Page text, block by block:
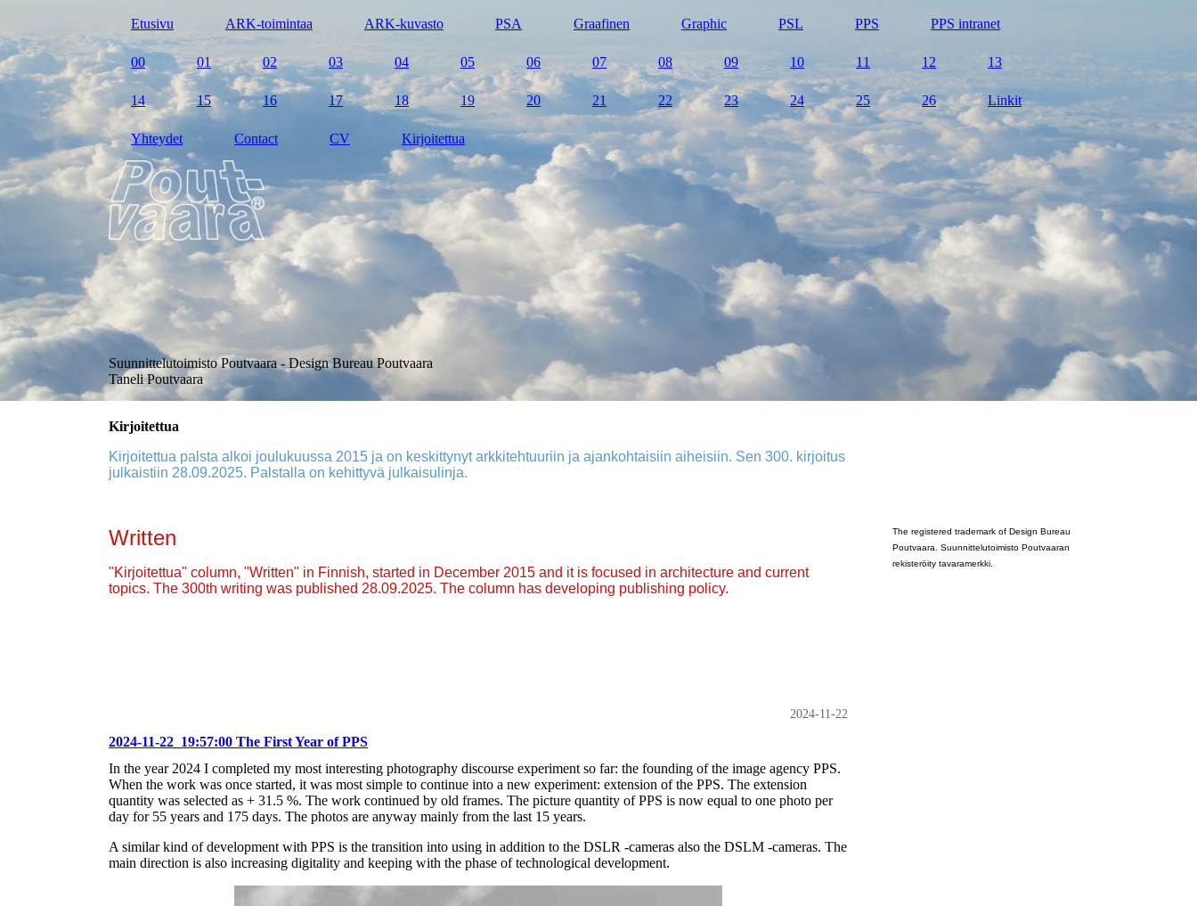
Etusivu ARK-toimintaa ARK-kuvasto PSA Graafinen Graphic PSL PPS PPS intranet
00 01 02 03 04 05 06 07 08 09 10 11 12 13
14 15 16 17 18 19 20 21 22 23 24 25 26 Linkit
Yhteydet Contact CV Kirjoitettua
Suunnittelutoimisto Poutvaara - Design Bureau Poutvaara
Taneli Poutvaara
Kirjoitettua
Kirjoitettua palsta alkoi joulukuussa 2015 ja on keskittynyt arkkitehtuuriin ja ajankohtaisiin aiheisiin. Sen 300. kirjoitus
julkaistiin 28.09.2025. Palstalla on kehittyvä julkaisulinja.
Written
"Kirjoitettua" column, "Written" in Finnish, started in December 2015 and it is focused in architecture and current
topics. The 300th writing was published 28.09.2025. The column has developing publishing policy.
2024-11-22
2024-11-22_19:57:00 The First Year of PPS
In the year 2024 I completed my most interesting photography discourse experiment so far: the founding of the image agency PPS.
When the work was once started, it was most simple to continue into a new experiment: extension of the PPS. The extension
quantity was selected as + 31.5 %. The work continued by old frames. The picture quantity of PPS is now equal to one photo per
day for 55 years and 175 days. The photos are anyway mainly from the last 15 years.
A similar kind of development with PPS is the transition into using in addition to the DSLR -cameras also the DSLM -cameras. The
main direction is also increasing digitality and keeping with the phase of technological development.
The registered trademark of Design Bureau
Poutvaara. Suunnittelutoimisto Poutvaaran
rekisteröity tavaramerkki.